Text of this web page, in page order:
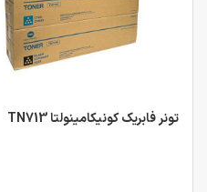
تونر فابریک کونیکامینولتا TN713